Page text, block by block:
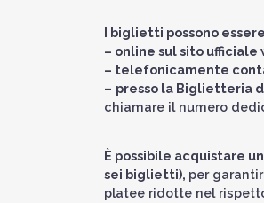
I biglietti possono
– online sul sito ufficiale
– telefonicamente
– presso la Biglietteria
chiamare il numero
È possibile acquistare
sei biglietti), per
platee ridotte nel